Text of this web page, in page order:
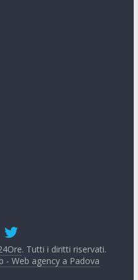
. Tutti i diritti riservati.
- Web agency a Padova